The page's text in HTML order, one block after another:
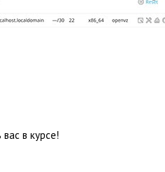
в курсе!